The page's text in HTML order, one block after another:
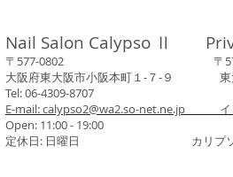
Nail Salon Calypso Ⅱ
〒577-0802 〒577-
大阪府東大阪市小阪本町１‐７‐９ 東
Tel: 06-4309-8707
E-mail: calypso2@wa2.so-net.ne.jp イ
Open: 11:00 - 19:00
定休日: 日曜日 カリプソネイ